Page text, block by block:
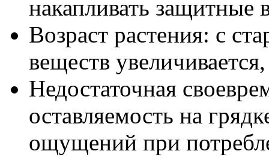
накапливать
Возраст растения: с
веществ
Недостаточная
оставляемость на
ощущений при